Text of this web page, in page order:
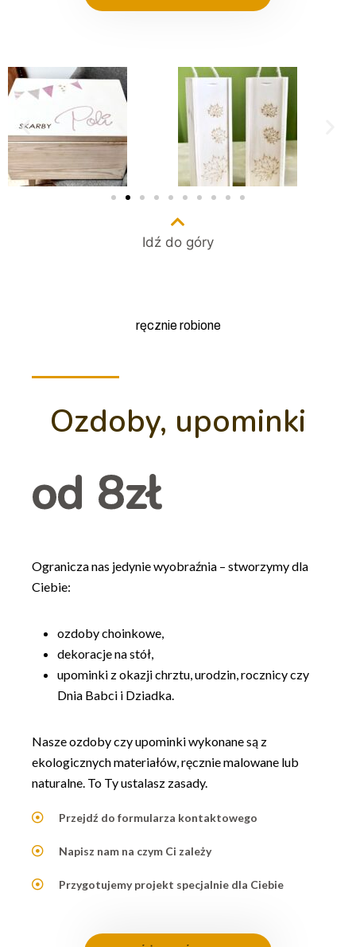
Idź do góry
ręcznie robione
Ozdoby, upominki
od 8zł
Ogranicza nas jedynie wyobraźnia – stworzymy dla
Ciebie:
ozdoby choinkowe,
dekoracje na stół,
upominki z okazji chrztu, urodzin, rocznicy czy
Dnia Babci i Dziadka.
Nasze ozdoby czy upominki wykonane są z
ekologicznych materiałów, ręcznie malowane lub
naturalne. To Ty ustalasz zasady.
Przejdź do formularza kontaktowego
Napisz nam na czym Ci zależy
Przygotujemy projekt specjalnie dla Ciebie